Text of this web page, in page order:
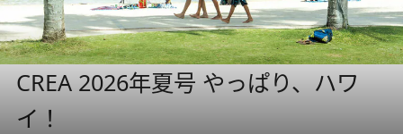
CREA 2026年夏号 やっぱり、ハワ
イ！